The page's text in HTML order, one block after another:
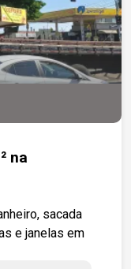
na
sacada
e janelas em